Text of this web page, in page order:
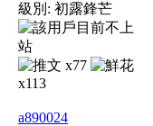
級別: 初露鋒芒
x77
x113
a890024